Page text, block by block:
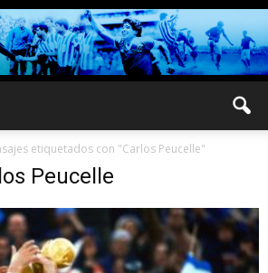
etiquetados con "Carlos Peucelle"
Peucelle